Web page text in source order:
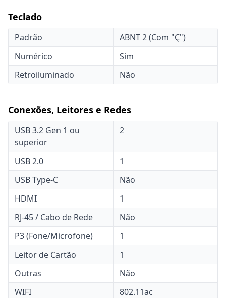
Teclado
Padrão
ABNT 2 (Com "Ç")
Numérico
Sim
Retroiluminado
Não
Conexões, Leitores e Redes
USB 3.2 Gen 1 ou
superior
2
USB 2.0
1
USB Type-C
Não
HDMI
1
RJ-45 / Cabo de Rede
Não
P3 (Fone/Microfone)
1
Leitor de Cartão
1
Outras
Não
WIFI
802.11ac